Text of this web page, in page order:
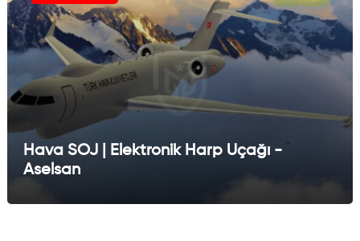
Hava SOJ | Elektronik Harp Uçağı -
Aselsan